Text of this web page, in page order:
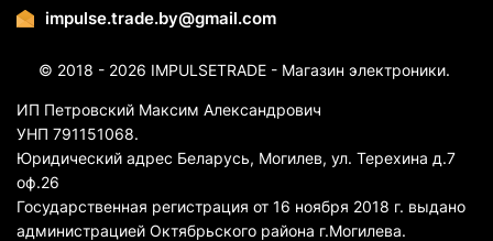
impulse.trade.by@gmail.com
© 2018 - 2026 IMPULSETRADE - Магазин электроники.
ИП Петровский Максим Александрович
УНП 791151068.
Юридический адрес Беларусь, Могилев, ул. Терехина д.7
оф.26
Государственная регистрация от 16 ноября 2018 г. выдано
администрацией Октябрьского района г.Могилева.